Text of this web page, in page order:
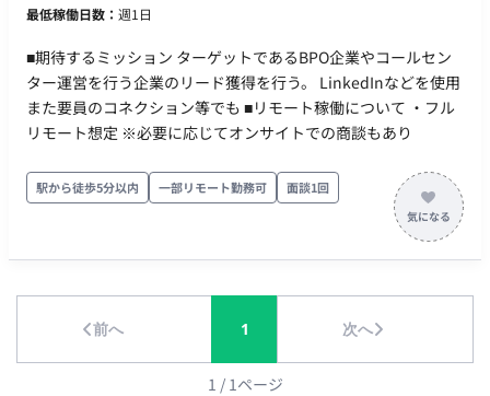
最低稼働日数： 週1日
■期待するミッション ターゲットであるBPO企業やコールセン
ター運営を行う企業のリード獲得を行う。 LinkedInなどを使用
また要員のコネクション等でも ■リモート稼働について ・フル
リモート想定 ※必要に応じてオンサイトでの商談もあり
駅から徒歩5分以内 一部リモート勤務可 面談1回
前へ 1 次へ
1 / 1ページ